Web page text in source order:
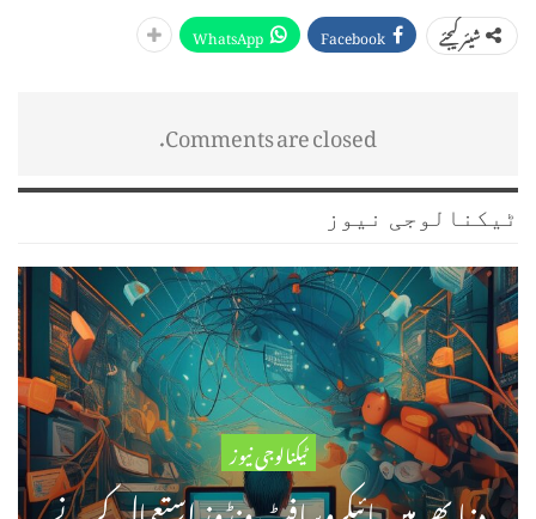
شیئر کیجئے Facebook
WhatsApp
Comments are closed.
ٹیکنالوجی نیوز
ٹیکنالوجی نیوز